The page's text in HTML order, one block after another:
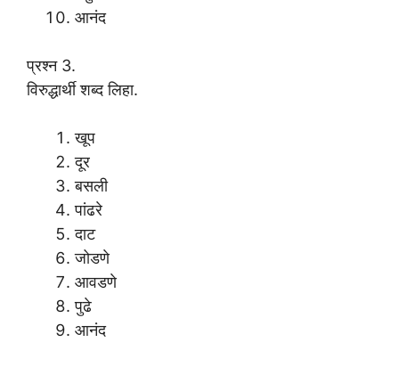
आनंद
प्रश्न 3.
विरुद्धार्थी शब्द लिहा.
खूप
दूर
बसली
पांढरे
दाट
जोडणे
आवडणे
पुढे
आनंद